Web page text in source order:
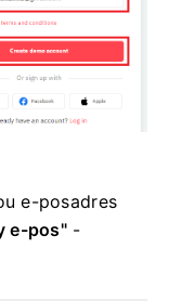
e-posadres
e-pos" -